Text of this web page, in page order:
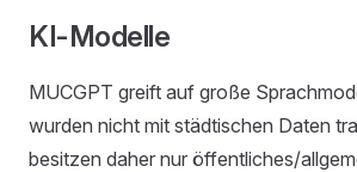
KI-Modelle
MUCGPT greift auf große
wurden nicht mit städtischen Daten
besitzen daher nur öffentliches/